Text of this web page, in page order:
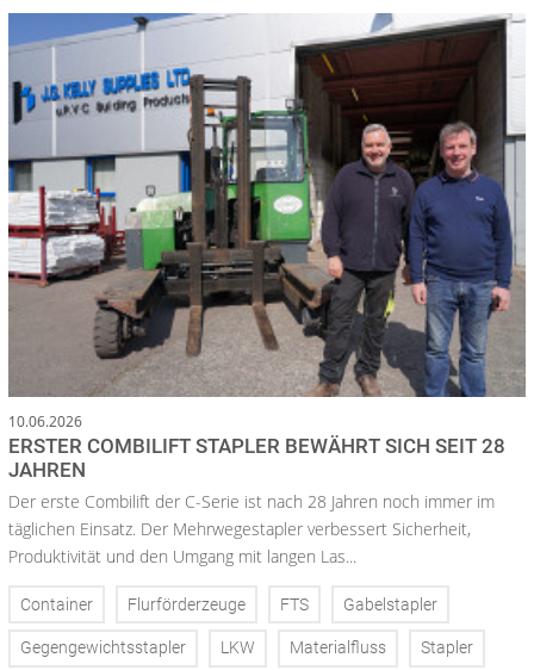
10.06.2026
ERSTER COMBILIFT STAPLER BEWÄHRT SICH SEIT 28
JAHREN
Der erste Combilift der C-Serie ist nach 28 Jahren noch immer im
täglichen Einsatz. Der Mehrwegestapler verbessert Sicherheit,
Produktivität und den Umgang mit langen Las...
Container Flurförderzeuge FTS Gabelstapler
Gegengewichtsstapler LKW Materialfluss Stapler